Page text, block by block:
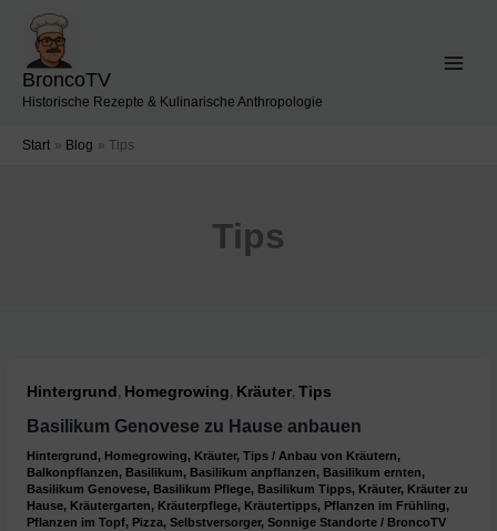
Inhalt
springen
BroncoTV
Historische Rezepte & Kulinarische Anthropologie
Start Blog Tips
Tips
Hintergrund, Homegrowing, Kräuter,Tips
Basilikum Genovese zu Hause anbauen
Hintergrund, Homegrowing, Kräuter,Tips / Anbau von Kräutern,
Balkonpflanzen, Basilikum, Basilikum anpflanzen, Basilikum ernten,
Basilikum Genovese, Basilikum Pflege, Basilikum Tipps, Kräuter, Kräuter zu
Hause, Kräutergarten, Kräuterpflege, Kräutertipps, Pflanzen im Frühling,
Pflanzen im Topf, Pizza,Selbstversorger,Sonnige Standorte / BroncoTV